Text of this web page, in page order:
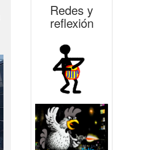
Redes y
reflexión